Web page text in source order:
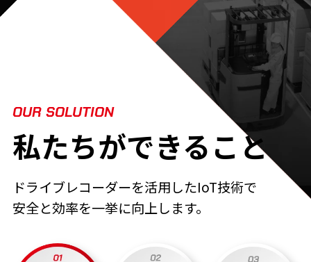
OUR SOLUTION
私たちができること
ドライブレコーダーを活用したIoT技術で
安全と効率を一挙に向上します。